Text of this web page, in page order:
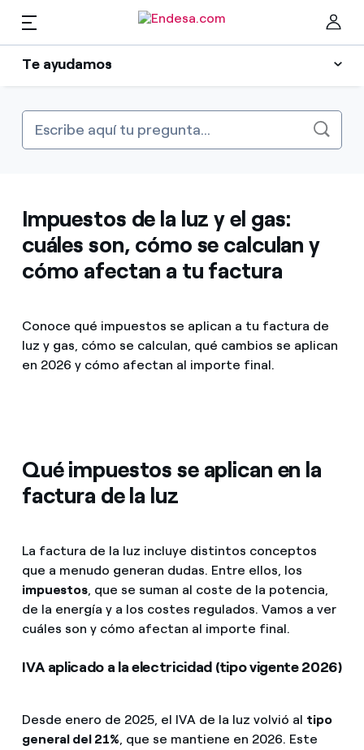
Te ayudamos
Sobre tu factura
Gestiones en la app
App móvil de Endesa Clientes
Diccionario
Gestiona todos tus contratos y facturas desde un solo
Hogares
Encuentra la tarifa que más te conviene
Por cada kWh que ahorres, te descontamos otro
¿Cómo ver mis facturas de Endesa?
compañía?
Ofertas para autónomos y Pymes
Servicios
Movilidad
Solar
Te ayudamos
Blog
Estafas telefónicas
ES
Impuestos de la luz y el gas:
cuáles son, cómo se calculan y
cómo afectan a tu factura
Conoce qué impuestos se aplican a tu factura de
luz y gas, cómo se calculan, qué cambios se aplican
en 2026 y cómo afectan al importe final.
Qué impuestos se aplican en la
factura de la luz
La factura de la luz incluye distintos conceptos
que a menudo generan dudas. Entre ellos, los
impuestos, que se suman al coste de la potencia,
de la energía y a los costes regulados. Vamos a ver
cuáles son y cómo afectan al importe final.
IVA aplicado a la electricidad (tipo vigente 2026)
Desde enero de 2025, el IVA de la luz volvió al tipo
general del 21%, que se mantiene en 2026. Este